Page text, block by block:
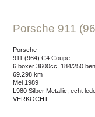
Porsche 911
Porsche
911 (964) C4 Coupe
6 boxer 3600cc, 184/250
69.298 km
mei 1989
L980 Silber Metallic, echt
VERKOCHT